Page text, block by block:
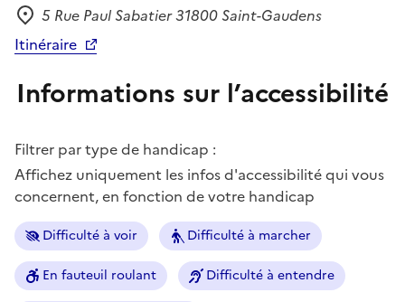
Adresse
5 Rue Paul Sabatier 31800 Saint-Gaudens
Itinéraire
Informations sur l’accessibilité
Filtrer par type de handicap :
Affichez uniquement les infos d'accessibilité qui vous
concernent, en fonction de votre handicap
Difficulté à voir Difficulté à marcher
En fauteuil roulant Difficulté à entendre